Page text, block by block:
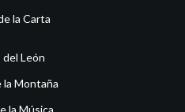
la Carta
del León
la Montaña
la Música